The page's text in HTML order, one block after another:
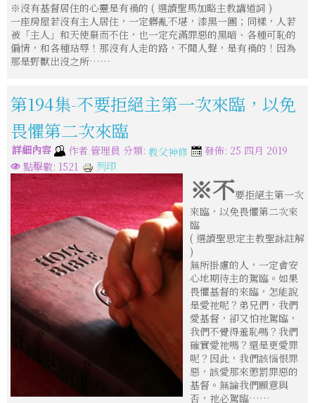
※沒有基督居住的心靈是有禍的 ( 選讀聖馬加略主教講道詞 )
一座房屋若沒有主人居住，一定髒亂不堪，漆黑一團；同樣，人若
被「主人」和天使棄而不住，也一定充滿罪惡的黑暗、各種可恥的
偏情，和各種玷辱！那沒有人走的路，不聞人聲，是有禍的！因為
那是野獸出沒之所……
第194集-不要拒絕主第一次來臨，以免
畏懼第二次來臨
詳細內容 作者 管理員 分類: 教父神修
發佈: 25 四月 2019
點擊數: 1521
列印
※不要拒絕主第一次
來臨，以免畏懼第二次來
臨
( 選讀聖思定主教聖詠註解
)
無所掛慮的人，一定會安
心地期待主的駕臨。如果
畏懼基督的來臨，怎能說
是愛祂呢？弟兄們，我們
愛基督，卻又怕祂駕臨，
我們不覺得羞恥嗎？我們
確實愛祂嗎？還是更愛罪
呢？因此，我們該惱恨罪
惡，該愛那來懲罰罪惡的
基督。無論我們願意與
否，祂必駕臨……